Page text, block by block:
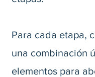
Para cada etapa,
una combinación
elementos para